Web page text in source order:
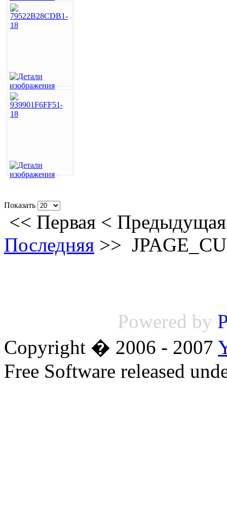
Показать
<< Первая < Предыдущая
Последняя >>
Powered by
Copyright � 2006 - 2007
Free Software released